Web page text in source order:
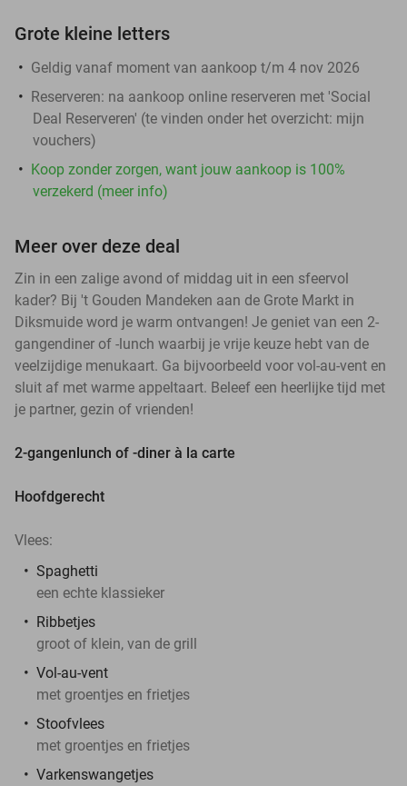
Grote kleine letters
Geldig vanaf moment van aankoop t/m 4 nov 2026
Reserveren: na aankoop online reserveren met 'Social
Deal Reserveren' (te vinden onder het overzicht: mijn
vouchers)
Koop zonder zorgen, want jouw aankoop is 100%
verzekerd (meer info)
Meer over deze deal
Zin in een zalige avond of middag uit in een sfeervol
kader? Bij 't Gouden Mandeken aan de Grote Markt in
Diksmuide word je warm ontvangen! Je geniet van een 2-
gangendiner of -lunch waarbij je vrije keuze hebt van de
veelzijdige menukaart. Ga bijvoorbeeld voor vol-au-vent en
sluit af met warme appeltaart. Beleef een heerlijke tijd met
je partner, gezin of vrienden!
2-gangenlunch of -diner à la carte
Hoofdgerecht
Vlees:
Spaghetti
een echte klassieker
Ribbetjes
groot of klein, van de grill
Vol-au-vent
met groentjes en frietjes
Stoofvlees
met groentjes en frietjes
Varkenswangetjes